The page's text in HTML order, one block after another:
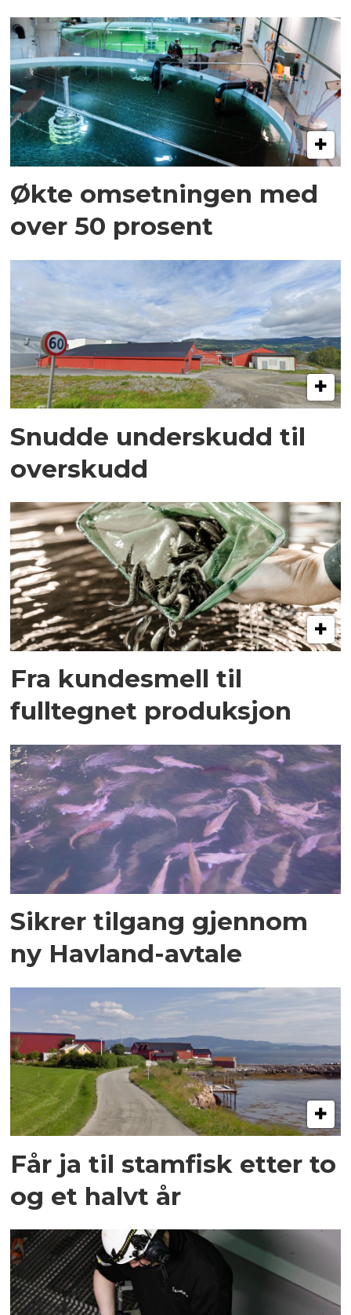
Økte omsetningen med
over 50 prosent
Snudde underskudd til
overskudd
Fra kundesmell til
fulltegnet produksjon
Sikrer tilgang gjennom
ny Havland-avtale
Får ja til stamfisk etter to
og et halvt år